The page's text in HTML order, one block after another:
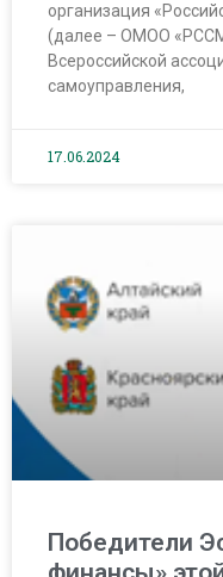
организация
(далее – ОМОО
Всероссийской
самоуправления,
17.06.2024
Победители